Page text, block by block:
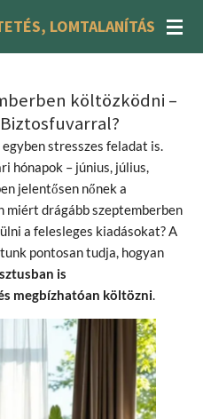
LOMTALANÍTÁS
költözködni –
stresszes feladat is.
hónapok – június, július,
jelentősen nőnek a
drágább szeptemberben
a felesleges kiadásokat? A
pontosan tudja, hogyan
is
megbízhatóan költözni.